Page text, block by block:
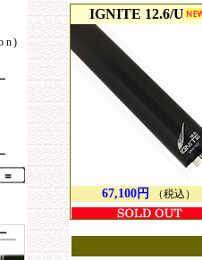
IGNITE 12.6/U
67,100円 （税込）